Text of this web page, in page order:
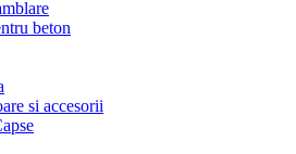
beton
si accesorii